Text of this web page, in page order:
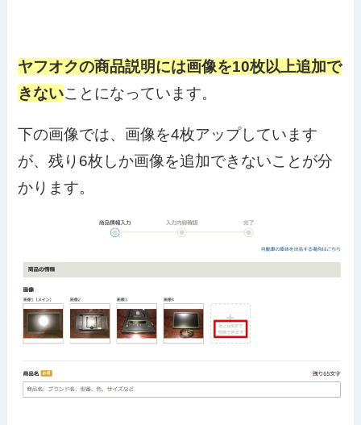
ヤフオクの商品説明には画像を10枚以上追加で
きないことになっています。
下の画像では、画像を4枚アップしています
が、残り6枚しか画像を追加できないことが分
かります。